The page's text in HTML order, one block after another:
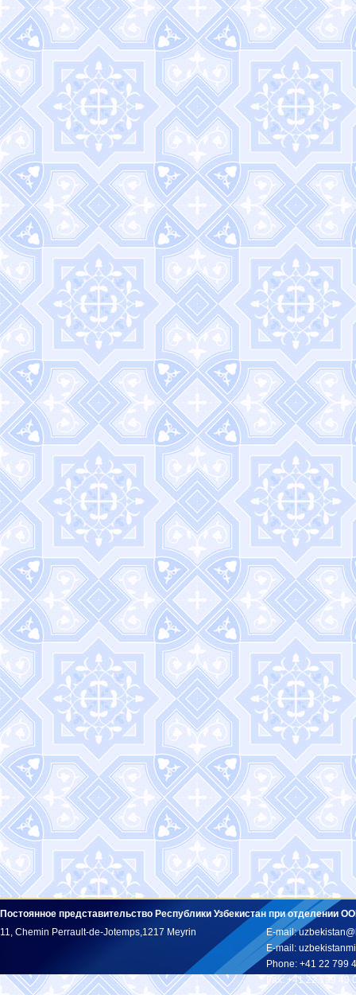
Постоянное представительство Республики Узбекистан при отделении
11, Chemin Perrault-de-Jotemps,1217 Meyrin
E-mail:
E-mail:
Phone: +41 22 799
Fax: +41 22 799 43